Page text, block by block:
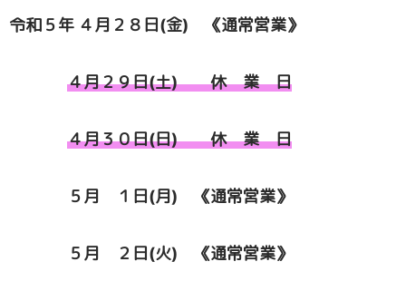
令和５年 ４月２８日(金) 《通常営業》
４月２９日(土) 休 業 日
４月３０日(日) 休 業 日
５月 １日(月) 《通常営業》
５月 ２日(火) 《通常営業》